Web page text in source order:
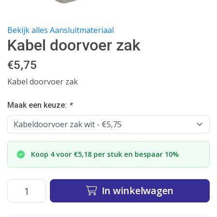
Bekijk alles Aansluitmateriaal
Kabel doorvoer zak
€5,75
Kabel doorvoer zak
Maak een keuze: *
Koop 4 voor €5,18 per stuk en bespaar 10%
In winkelwagen